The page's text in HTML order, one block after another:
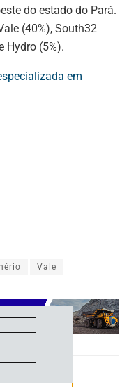
do estado do Pará.
(40%), South32
Hydro (5%).
em
Vale
mineral